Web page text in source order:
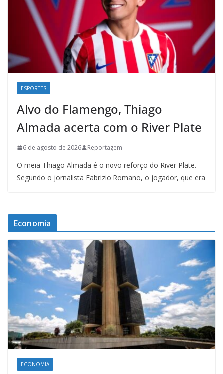
ESPORTES
Alvo do Flamengo, Thiago
Almada acerta com o River Plate
6 de agosto de 2026 Reportagem
O meia Thiago Almada é o novo reforço do River Plate.
Segundo o jornalista Fabrizio Romano, o jogador, que era
Economia
ECONOMIA